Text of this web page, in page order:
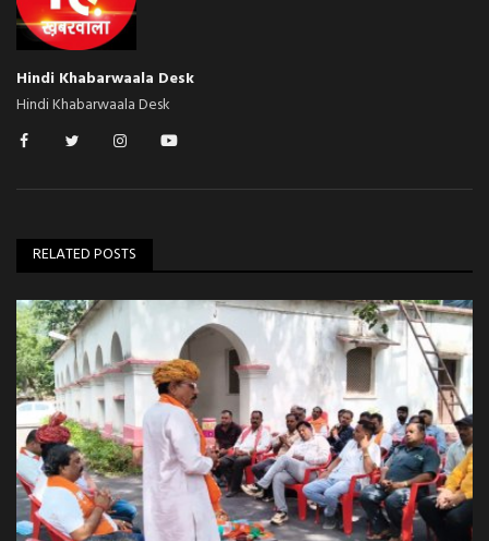
Hindi Khabarwaala Desk
Hindi Khabarwaala Desk
RELATED POSTS